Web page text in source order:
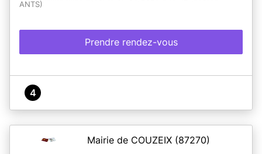
ANTS)
Prendre rendez-vous
4
Mairie de COUZEIX (87270)